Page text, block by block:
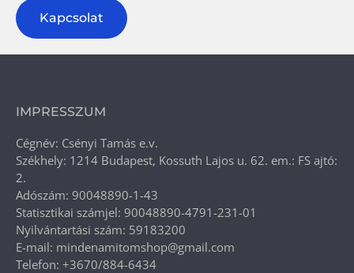
Kapcsolat
IMPRESSZUM
Cégnév: Csényi Tamás e.v.
Székhely: 1214 Budapest, Kossuth Lajos u. 62. em.: FS ajtó:
2.
Adószám: 90048890-1-43
Statisztikai számjel: 90048890-4791-231-01
Nyilvántartási szám: 59183200
E-mail: mindenamitomshop@gmail.com
Telefon: +3670/884-6434